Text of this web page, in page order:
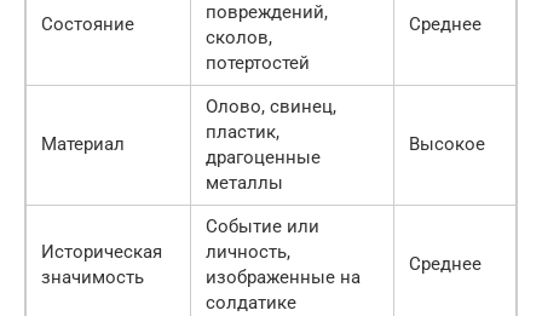
Состояние
повреждений,
сколов,
потертостей
Среднее
Материал
Олово, свинец,
пластик,
драгоценные
металлы
Высокое
Историческая
значимость
Событие или
личность,
изображенные на
солдатике
Среднее